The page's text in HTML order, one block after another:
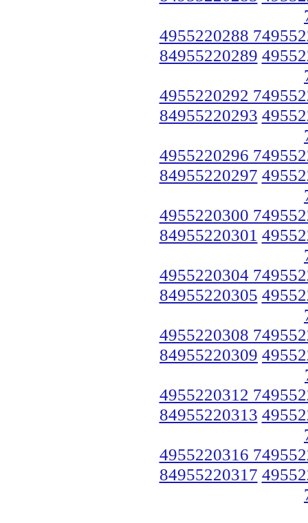
4955220288
84955220289
4955220292
84955220293
4955220296
84955220297
4955220300
84955220301
4955220304
84955220305
4955220308
84955220309
4955220312
84955220313
4955220316
84955220317